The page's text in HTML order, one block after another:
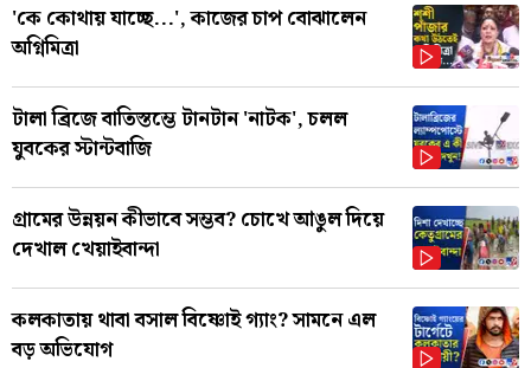
'কে কোথায় যাচ্ছে...', কাজের চাপ বোঝালেন
অগ্নিমিত্রা
টালা ব্রিজে বাতিস্তম্ভে টানটান 'নাটক', চলল
যুবকের স্টান্টবাজি
গ্রামের উন্নয়ন কীভাবে সম্ভব? চোখে আঙুল দিয়ে
দেখাল খেয়াইবান্দা
কলকাতায় থাবা বসাল বিষ্ণোই গ্যাং? সামনে এল
বড় অভিযোগ